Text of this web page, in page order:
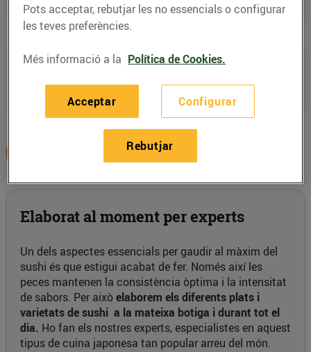
acabat de cuinar.
Cuidem de tu
Combinem els millors ingredients i de qualitat per
oferir-te sushi nutricionalment equilibrat.
Consulta la disponibilitat del servei
Elaborat al moment per experts
Un dels aspectes essencials per gaudir al màxim del
sushi és que estigui acabat de fer. Només així les
peces mantenen la consistència òptima i la intensitat
de sabors. Per aixòelaborem els diferents plats i
varietats de sushi a la mateixa botiga i durant tot el
dia. Ho fan els nostres experts, especialistes en aquest
tipus de cuina japonesa tan popular arreu del món.
Pots acceptar, rebutjar les no essencials o configurar
les teves preferències.
Més informació a la Política de Cookies.
Configurar
Rebutjar
Acceptar